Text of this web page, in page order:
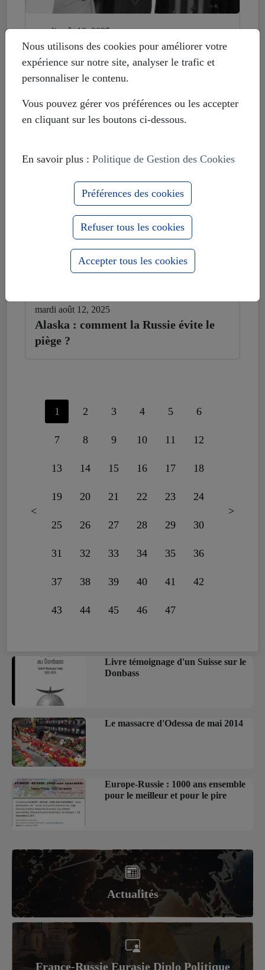
mardi août 12, 2025
Histoire déformée : les Européistes
veulent fonder leur unité sur la
russophobie
mardi août 12, 2025
Alaska : comment la Russie évite le
piège ?
<
1 2 3 4 5 6
7 8 9 10 11 12
13 14 15 16 17 18
19 20 21 22 23 24
25 26 27 28 29 30
31 32 33 34 35 36
37 38 39 40 41 42
43 44 45 46 47
>
Livre témoignage d'un Suisse sur le
Donbass
Le massacre d'Odessa de mai 2014
Europe-Russie : 1000 ans ensemble
pour le meilleur et pour le pire
Actualités
France-Russie Eurasie Diplo Politique
Nous utilisons des cookies pour améliorer votre
expérience sur notre site, analyser le trafic et
personnaliser le contenu.
Vous pouvez gérer vos préférences ou les accepter
en cliquant sur les boutons ci-dessous.
En savoir plus : Politique de Gestion des Cookies
Préférences des cookies
Refuser tous les cookies
Accepter tous les cookies